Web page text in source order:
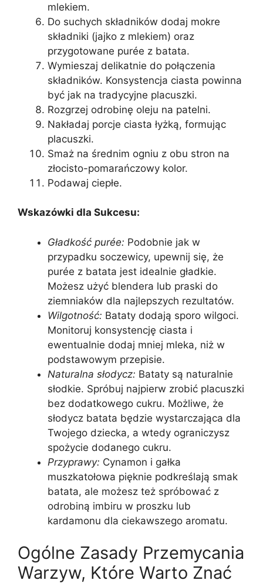
mlekiem.
Do suchych składników dodaj mokre
składniki (jajko z mlekiem) oraz
przygotowane purée z batata.
Wymieszaj delikatnie do połączenia
składników. Konsystencja ciasta powinna
być jak na tradycyjne placuszki.
Rozgrzej odrobinę oleju na patelni.
Nakładaj porcje ciasta łyżką, formując
placuszki.
Smaż na średnim ogniu z obu stron na
złocisto-pomarańczowy kolor.
Podawaj ciepłe.
Wskazówki dla Sukcesu:
Gładkość purée: Podobnie jak w
przypadku soczewicy, upewnij się, że
purée z batata jest idealnie gładkie.
Możesz użyć blendera lub praski do
ziemniaków dla najlepszych rezultatów.
Wilgotność: Bataty dodają sporo wilgoci.
Monitoruj konsystencję ciasta i
ewentualnie dodaj mniej mleka, niż w
podstawowym przepisie.
Naturalna słodycz: Bataty są naturalnie
słodkie. Spróbuj najpierw zrobić placuszki
bez dodatkowego cukru. Możliwe, że
słodycz batata będzie wystarczająca dla
Twojego dziecka, a wtedy ograniczysz
spożycie dodanego cukru.
Przyprawy: Cynamon i gałka
muszkatołowa pięknie podkreślają smak
batata, ale możesz też spróbować z
odrobiną imbiru w proszku lub
kardamonu dla ciekawszego aromatu.
Ogólne Zasady Przemycania
Warzyw, Które Warto Znać